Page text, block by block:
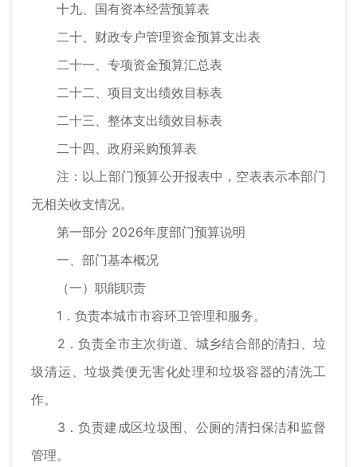
十九、国有资本经营预算表
二十、财政专户管理资金预算支出表
二十一、专项资金预算汇总表
二十二、项目支出绩效目标表
二十三、整体支出绩效目标表
二十四、政府采购预算表
注：以上部门预算公开报表中，空表表示本部门
无相关收支情况。
第一部分 2026年度部门预算说明
一、部门基本概况
（一）职能职责
1．负责本城市市容环卫管理和服务。
2．负责全市主次街道、城乡结合部的清扫、垃
圾清运、垃圾粪便无害化处理和垃圾容器的清洗工
作。
3．负责建成区垃圾围、公厕的清扫保洁和监督
管理。